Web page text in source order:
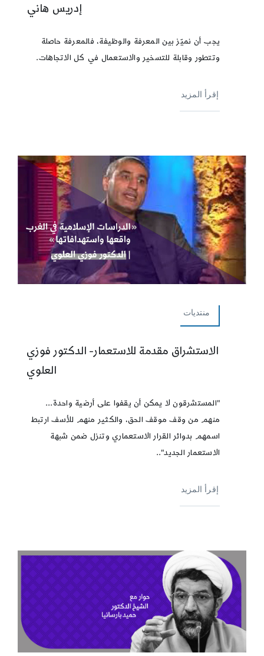
إدريس هاني
يجب أن نميّز بين المعرفة والوظيفة، فالمعرفة حاصلة
وتتطور وقابلة للتسخير والاستعمال في كل الاتجاهات.
إقرأ المزيد
منتديات
الاستشراق مقدمة للاستعمار- الدكتور فوزي
العلوي
"المستشرقون لا يمكن أن يقفوا على أرضية واحدة...
منهم من وقف موقف الحق، والكثير منهم للأسف ارتبط
اسمهم بدوائر القرار الاستعماري وتنزل ضمن شبهة
الاستعمار الجديد"..
إقرأ المزيد